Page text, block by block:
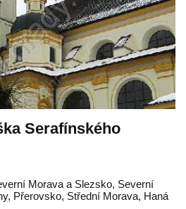
Serafínského
Morava a Slezsko, Severní
, Přerovsko, Střední Morava, Haná